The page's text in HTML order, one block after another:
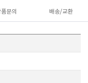
문의 배송/교환